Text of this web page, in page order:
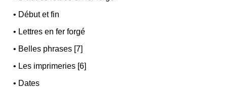
• Début et fin
• Lettres en fer forgé
• Belles phrases [7]
• Les imprimeries [6]
• Dates